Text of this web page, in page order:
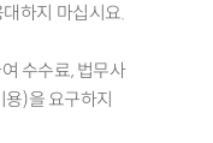
하지 마십시요.
수수료, 법무사
용)을 요구하지